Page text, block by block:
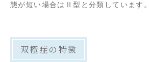
態が短い場合はⅡ型と分類しています。
双極症の特徴